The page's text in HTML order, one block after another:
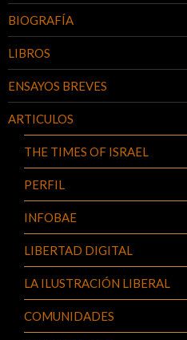
BIOGRAFÍA
LIBROS
ENSAYOS BREVES
ARTICULOS
THE TIMES OF ISRAEL
PERFIL
INFOBAE
LIBERTAD DIGITAL
LA ILUSTRACIÓN LIBERAL
COMUNIDADES